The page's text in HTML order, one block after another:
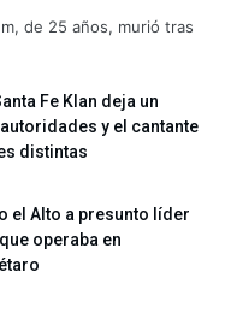
de 25 años, murió tras
Fe Klan deja un
y el cantante
distintas
el Alto a presunto líder
operaba en